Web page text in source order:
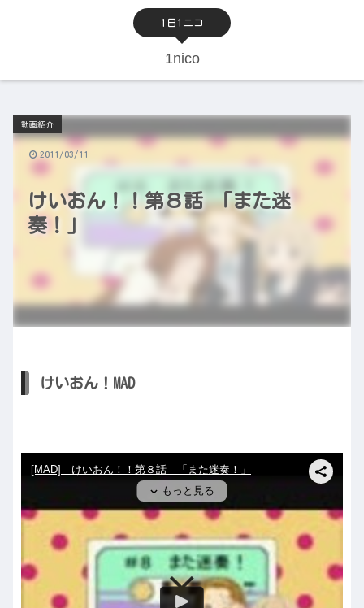
1日1ニコ
1nico
けいおん！！第８話 「また迷
奏！」
動画紹介
2011/03/11
けいおん！MAD